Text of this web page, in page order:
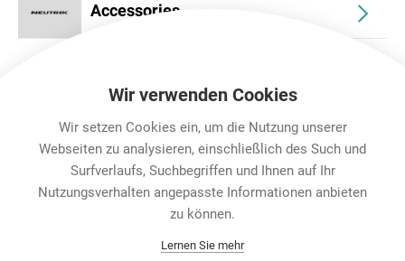
Accessories
Karriere
Datenschutz
Wir verwenden Cookies
Wir setzen Cookies ein, um die Nutzung unserer
Webseiten zu analysieren, einschließlich des Such und
Surfverlaufs, Suchbegriffen und Ihnen auf Ihr
Nutzungsverhalten angepasste Informationen anbieten
zu können.
Lernen Sie mehr